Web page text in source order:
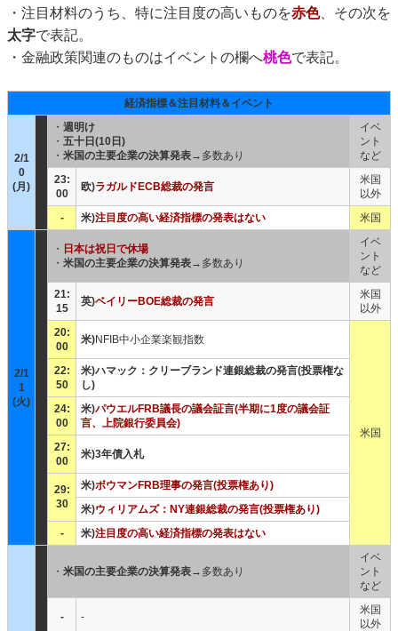
・注目材料のうち、特に注目度の高いものを赤色、その次を
太字で表記。
・金融政策関連のものはイベントの欄へ桃色で表記。
経済指標＆注目材料＆イベント
2/1
0
(月)
・ 週明け
・ 五十日(10日)
・ 米国の主要企業の決算発表→多数あり
イベ
ント
など
23:
00
欧)ラガルドECB総裁の発言
米国
以外
-
米)注目度の高い経済指標の発表はない 米国
2/1
1
(火)
・ 日本は祝日で休場
・ 米国の主要企業の決算発表→多数あり
イベ
ント
など
21:
15
英)ベイリーBOE総裁の発言
米国
以外
20:
00
米)NFIB中小企業楽観指数
米国
22:
50
米)ハマック：クリーブランド連銀総裁の発言(投票権な
し)
24:
00
米)パウエルFRB議長の議会証言(半期に1度の議会証
言、上院銀行委員会)
27:
00
米)3年債入札
29:
30
米)ボウマンFRB理事の発言(投票権あり)
米)ウィリアムズ：NY連銀総裁の発言(投票権あり)
-
米)注目度の高い経済指標の発表はない
・ 米国の主要企業の決算発表→多数あり
イベ
ント
など
- -
米国
以外